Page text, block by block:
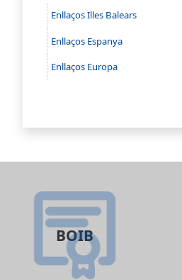
Enllaços Illes Balears
Enllaços Espanya
Enllaços Europa
BOIB